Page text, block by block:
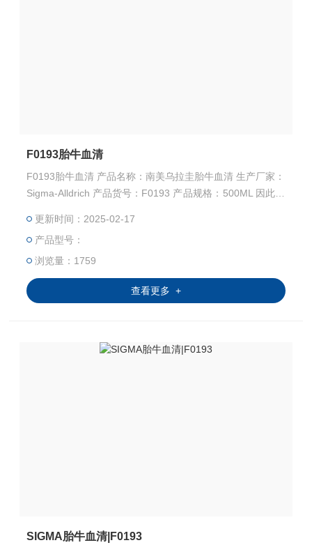
F0193胎牛血清
F0193胎牛血清 产品名称：南美乌拉圭胎牛血清 生产厂家：
Sigma-Alldrich 产品货号：F0193 产品规格：500ML 因此选
州千舍生物，进口胎牛血清，搬运工←←←←←←
更新时间：2025-02-17
产品型号：
浏览量：1759
查看更多 +
SIGMA胎牛血清|F0193